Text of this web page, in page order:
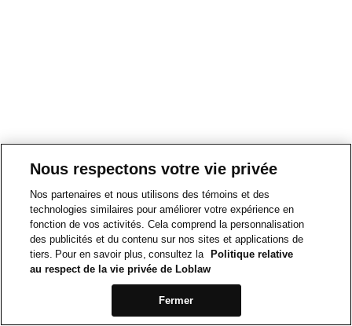
Nous respectons votre vie privée
Nos partenaires et nous utilisons des témoins et des
technologies similaires pour améliorer votre expérience en
fonction de vos activités. Cela comprend la personnalisation
des publicités et du contenu sur nos sites et applications de
tiers. Pour en savoir plus, consultez la
Politique relative
au respect de la vie privée de Loblaw
Fermer